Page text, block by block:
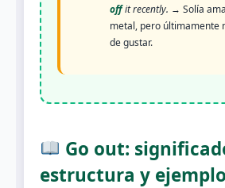
offit recently. → Solía
metal, pero últimamente
de gustar.
Go out:
estructura y